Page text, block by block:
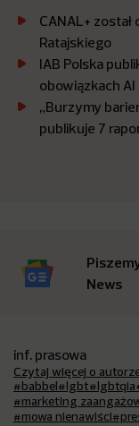
CANAL+
Ratajskiego
IAB Polska
obowiązkach AI
„Burzymy
publikuje 7
News
inf. prasowa
Czytaj więcej o
#babbel#lgbt
#marketing
#mowa nienawiści